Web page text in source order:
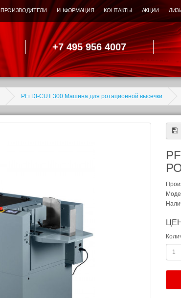
ПРОИЗВОДИТЕЛИ ИНФОРМАЦИЯ КОНТАКТЫ АКЦИИ
+7 495 956 4007
PFi DI-CUT 300 Машина для ротационной высечки